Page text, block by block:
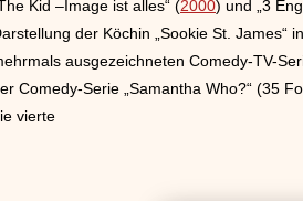
Kid –Image ist alles“ (2000) und „3
der Köchin „Sookie St.
ausgezeichneten Comedy-TV-
Comedy-Serie „Samantha Who?“ (35
vierte